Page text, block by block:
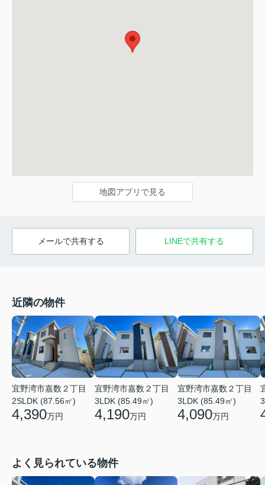
地図アプリで見る
メールで共有する LINEで共有する
近隣の物件
宜野湾市嘉数２丁目
2SLDK (87.56㎡)
4,390万円
宜野湾市嘉数２丁目
3LDK (85.49㎡)
4,190万円
宜野湾市嘉数２丁目
3LDK (85.49㎡)
4,090万円
よく見られている物件